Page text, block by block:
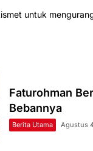
untuk
Faturohman
Bebannya
Berita Utama Agustus